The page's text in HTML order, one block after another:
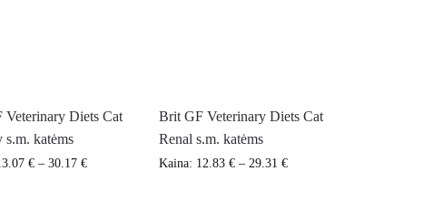
Veterinary Diets Cat
s.m. katėms
€ –30.17€
Brit GF Veterinary Diets Cat
Renal s.m. katėms
Kaina: 12.83 €– 29.31 €